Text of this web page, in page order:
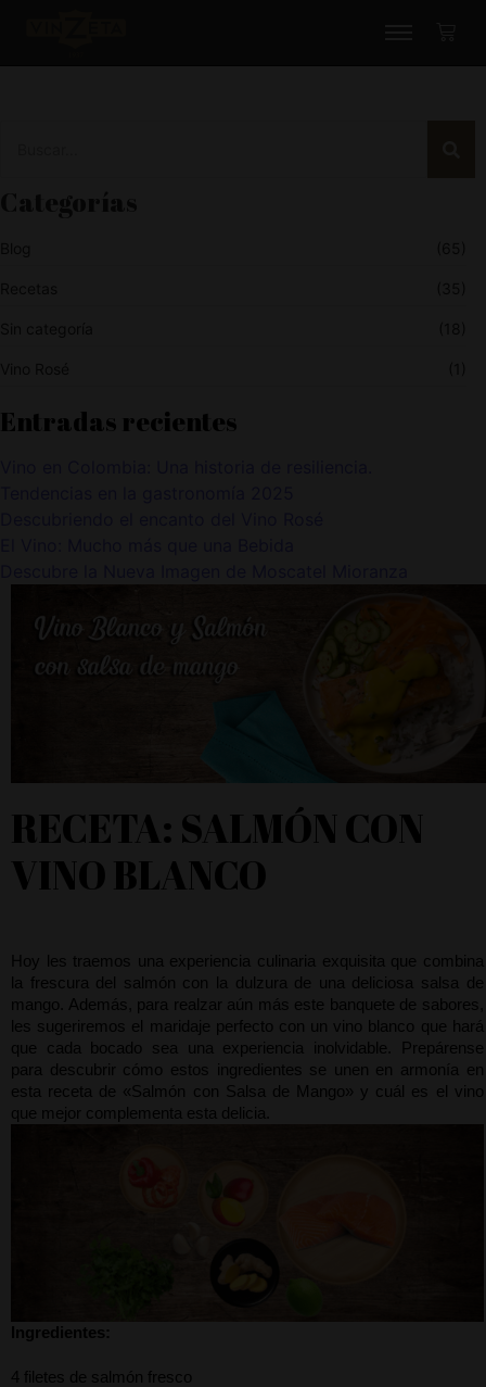
Entradas recientes
RECETA: SALMÓN CON
VINO BLANCO
Hoy les traemos una experiencia culinaria exquisita que combina
la frescura del salmón con la dulzura de una deliciosa salsa de
mango. Además, para realzar aún más este banquete de sabores,
les sugeriremos el maridaje perfecto con un vino blanco que hará
que cada bocado sea una experiencia inolvidable. Prepárense
para descubrir cómo estos ingredientes se unen en armonía en
esta receta de «Salmón con Salsa de Mango» y cuál es el vino
que mejor complementa esta delicia.
Ingredientes:
4 filetes de salmón fresco